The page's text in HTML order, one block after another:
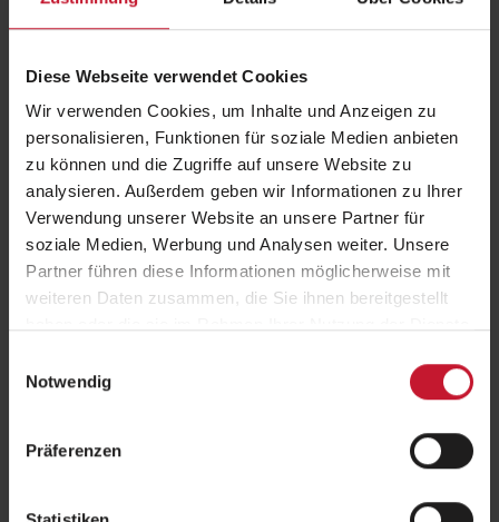
Diese Webseite verwendet Cookies
Wir verwenden Cookies, um Inhalte und Anzeigen zu
personalisieren, Funktionen für soziale Medien anbieten
zu können und die Zugriffe auf unsere Website zu
analysieren. Außerdem geben wir Informationen zu Ihrer
Verwendung unserer Website an unsere Partner für
soziale Medien, Werbung und Analysen weiter. Unsere
Partner führen diese Informationen möglicherweise mit
weiteren Daten zusammen, die Sie ihnen bereitgestellt
Notwendig
Präferenzen
Fachkraft für Betriebliches
Gesundheitsmanagement (IHK)
Fitnesscoach
Fachbereiche im Überblick
Fachwirte
Fitness/ Individualtraining